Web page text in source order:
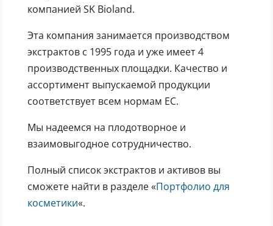
компанией SK Bioland.
Эта компания занимается производством
экстрактов с 1995 года и уже имеет 4
производственных площадки. Качество и
ассортимент выпускаемой продукции
соответствует всем нормам ЕС.
Мы надеемся на плодотворное и
взаимовыгодное сотрудничество.
Полный список экстрактов и активов вы
сможете найти в разделе «Портфолио для
косметики«.